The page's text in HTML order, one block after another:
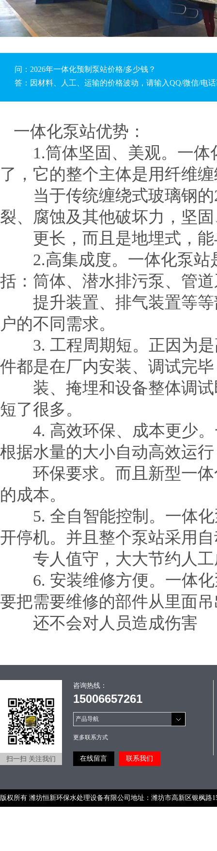
问：2026年一体化预制泵站价格/多少钱？
答：因材料、人工、运输的价格波动，请输入QQ/微信/电
一体化泵站优势：
1.筒体坚固、美观。一体
了，它的整个主体是用纤维
当于传统缠绕式玻璃钢的
裂、腐蚀及其他破坏力，坚
更长，而且是地埋式，能
2.高集成度。一体化泵站
括：筒体、潜水排污泵、管
提升装置、排气装置等等
户的不同需求。
3. 工程周期短。正因为是
件都是在厂内安装、调试完
装、掩埋和设备整体调试
短了很多。
4. 高效环保、成本更少。
根据水量的大小自动高效运
环保要求。而且新型一体
的成本。
5. 全自智能控制。一体化
开停机。并且整个泵站采用
专人值守，大大节约人工
6. 安装维修方便。一体化
要把需要维修的部件从里面
还不会对人员造成伤害
扫一扫 关注我们
咨询热线：
15006657261
产品导航
更多联系方式
在线留言 联系我们
版权所有 潍坊恒新环保水处理设备有限公司地址：潍坊市高新区银枫路